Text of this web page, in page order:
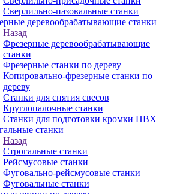
Сверлильно-пазовальные станки
деревообрабатывающие станки
Назад
Фрезерные деревообрабатывающие
станки
Фрезерные станки по дереву
Копировально-фрезерные станки по
дереву
Станки для снятия свесов
Круглопалочные станки
Станки для подготовки кромки ПВХ
станки
Назад
Строгальные станки
Рейсмусовые станки
Фуговально-рейсмусовые станки
Фуговальные станки